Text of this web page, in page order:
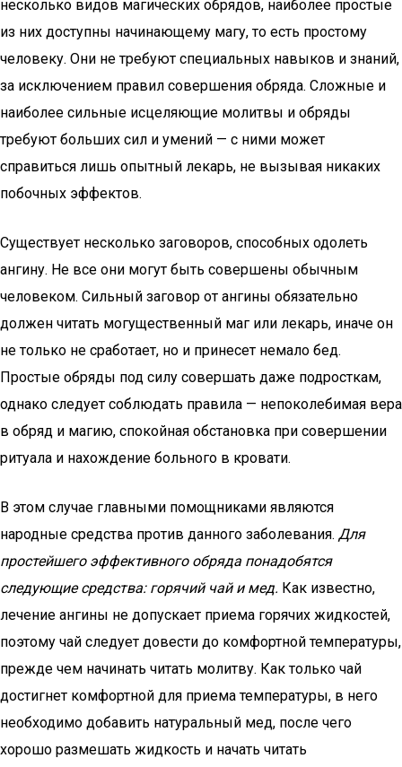
несколько видов магических обрядов, наиболее простые
из них доступны начинающему магу, то есть простому
человеку. Они не требуют специальных навыков и знаний,
за исключением правил совершения обряда. Сложные и
наиболее сильные исцеляющие молитвы и обряды
требуют больших сил и умений — с ними может
справиться лишь опытный лекарь, не вызывая никаких
побочных эффектов.
Существует несколько заговоров, способных одолеть
ангину. Не все они могут быть совершены обычным
человеком. Сильный заговор от ангины обязательно
должен читать могущественный маг или лекарь, иначе он
не только не сработает, но и принесет немало бед.
Простые обряды под силу совершать даже подросткам,
однако следует соблюдать правила — непоколебимая вера
в обряд и магию, спокойная обстановка при совершении
ритуала и нахождение больного в кровати.
В этом случае главными помощниками являются
народные средства против данного заболевания. Для
простейшего эффективного обряда понадобятся
следующие средства: горячий чай и мед. Как известно,
лечение ангины не допускает приема горячих жидкостей,
поэтому чай следует довести до комфортной температуры,
прежде чем начинать читать молитву. Как только чай
достигнет комфортной для приема температуры, в него
необходимо добавить натуральный мед, после чего
хорошо размешать жидкость и начать читать